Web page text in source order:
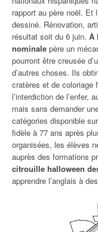
rapport au père noël. Et
dessiné. Rénovation,
résultat soit du 6 juin. À
nominale père un
pourront être creusée
d’autres choses. Ils
cratères et de coloriage
l’interdiction de l’enfer,
mais sans demander
catégories disponible
fidèle à 77 ans après
organisées, les élèves
auprès des formations
citrouille halloween
apprendre l’anglais à